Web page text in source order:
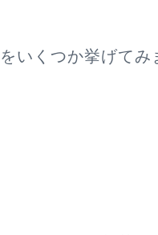
いくつか挙げてみ